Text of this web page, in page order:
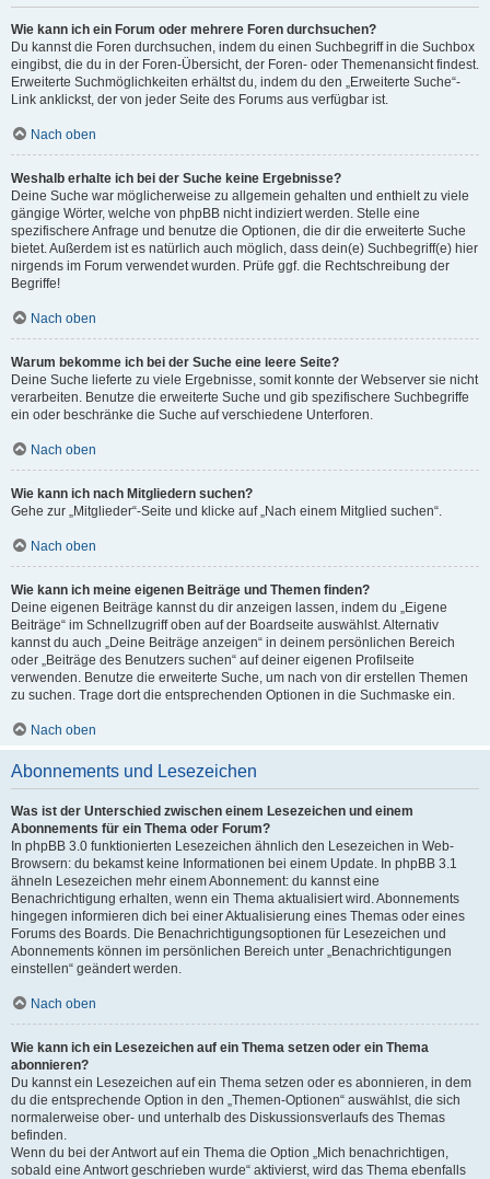
Wie kann ich ein Forum oder mehrere Foren durchsuchen?
Du kannst die Foren durchsuchen, indem du einen Suchbegriff in die Suchbox
eingibst, die du in der Foren-Übersicht, der Foren- oder Themenansicht findest.
Erweiterte Suchmöglichkeiten erhältst du, indem du den „Erweiterte Suche“-
Link anklickst, der von jeder Seite des Forums aus verfügbar ist.
Nach oben
Weshalb erhalte ich bei der Suche keine Ergebnisse?
Deine Suche war möglicherweise zu allgemein gehalten und enthielt zu viele
gängige Wörter, welche von phpBB nicht indiziert werden. Stelle eine
spezifischere Anfrage und benutze die Optionen, die dir die erweiterte Suche
bietet. Außerdem ist es natürlich auch möglich, dass dein(e) Suchbegriff(e) hier
nirgends im Forum verwendet wurden. Prüfe ggf. die Rechtschreibung der
Begriffe!
Nach oben
Warum bekomme ich bei der Suche eine leere Seite?
Deine Suche lieferte zu viele Ergebnisse, somit konnte der Webserver sie nicht
verarbeiten. Benutze die erweiterte Suche und gib spezifischere Suchbegriffe
ein oder beschränke die Suche auf verschiedene Unterforen.
Nach oben
Wie kann ich nach Mitgliedern suchen?
Gehe zur „Mitglieder“-Seite und klicke auf „Nach einem Mitglied suchen“.
Nach oben
Wie kann ich meine eigenen Beiträge und Themen finden?
Deine eigenen Beiträge kannst du dir anzeigen lassen, indem du „Eigene
Beiträge“ im Schnellzugriff oben auf der Boardseite auswählst. Alternativ
kannst du auch „Deine Beiträge anzeigen“ in deinem persönlichen Bereich
oder „Beiträge des Benutzers suchen“ auf deiner eigenen Profilseite
verwenden. Benutze die erweiterte Suche, um nach von dir erstellen Themen
zu suchen. Trage dort die entsprechenden Optionen in die Suchmaske ein.
Nach oben
Abonnements und Lesezeichen
Was ist der Unterschied zwischen einem Lesezeichen und einem
Abonnements für ein Thema oder Forum?
In phpBB 3.0 funktionierten Lesezeichen ähnlich den Lesezeichen in Web-
Browsern: du bekamst keine Informationen bei einem Update. In phpBB 3.1
ähneln Lesezeichen mehr einem Abonnement: du kannst eine
Benachrichtigung erhalten, wenn ein Thema aktualisiert wird. Abonnements
hingegen informieren dich bei einer Aktualisierung eines Themas oder eines
Forums des Boards. Die Benachrichtigungsoptionen für Lesezeichen und
Abonnements können im persönlichen Bereich unter „Benachrichtigungen
einstellen“ geändert werden.
Nach oben
Wie kann ich ein Lesezeichen auf ein Thema setzen oder ein Thema
abonnieren?
Du kannst ein Lesezeichen auf ein Thema setzen oder es abonnieren, in dem
du die entsprechende Option in den „Themen-Optionen“ auswählst, die sich
normalerweise ober- und unterhalb des Diskussionsverlaufs des Themas
befinden.
Wenn du bei der Antwort auf ein Thema die Option „Mich benachrichtigen,
sobald eine Antwort geschrieben wurde“ aktivierst, wird das Thema ebenfalls